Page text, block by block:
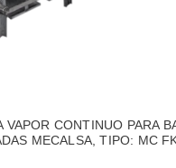
VAPOR CONTINUO PARA
MECALSA, TIPO: MC